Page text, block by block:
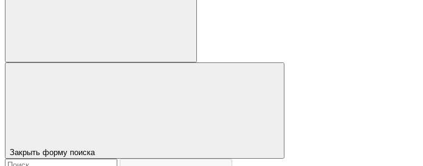
Закрыть форму поиска